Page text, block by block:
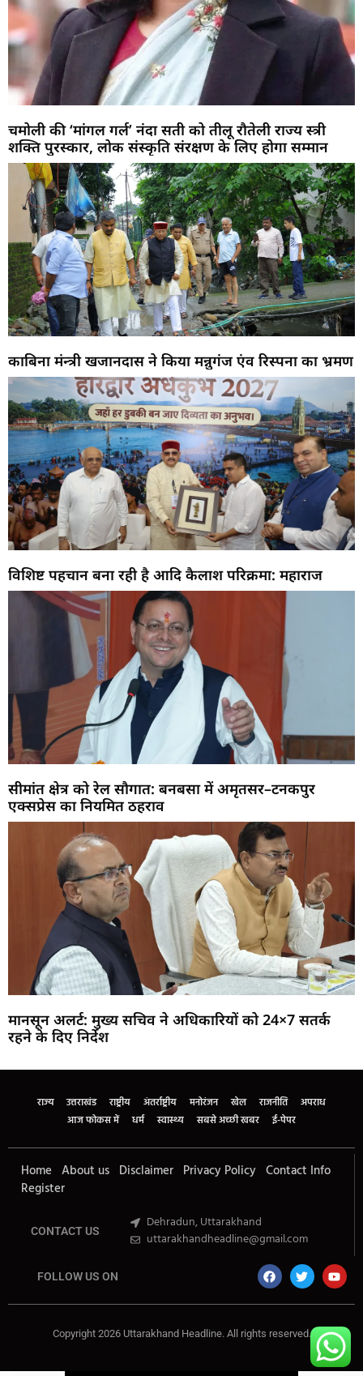
चमोली की ‘मांगल गर्ल’ नंदा सती को तीलू रौतेली राज्य स्त्री
शक्ति पुरस्कार, लोक संस्कृति संरक्षण के लिए होगा सम्मान
काबिना मंन्त्री खजानदास ने किया मन्नुगंज एंव रिस्पना का भ्रमण
विशिष्ट पहचान बना रही है आदि कैलाश परिक्रमा: महाराज
सीमांत क्षेत्र को रेल सौगात: बनबसा में अमृतसर–टनकपुर
एक्सप्रेस का नियमित ठहराव
मानसून अलर्ट: मुख्य सचिव ने अधिकारियों को 24×7 सतर्क
रहने के दिए निर्देश
राज्य उत्तराखंड राष्ट्रीय अंतर्राष्ट्रीय मनोरंजन खेल राजनीति
अपराध
आज फोकस में
धर्म स्वास्थ्य सबसे अच्छी खबर ई-पेपर
Home About us Disclaimer Privacy Policy Contact Info
Register
CONTACT US
Dehradun, Uttarakhand
uttarakhandheadline@gmail.com
FOLLOW US ON
Copyright 2026 Uttarakhand Headline. All rights reserved.